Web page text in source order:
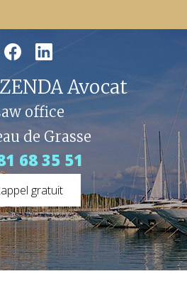
Avocat
office
de Grasse
68 35 51
gratuit